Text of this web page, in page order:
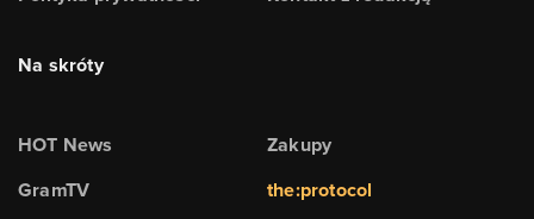
Na skróty
HOT News
GramTV
Zakupy
the:protocol